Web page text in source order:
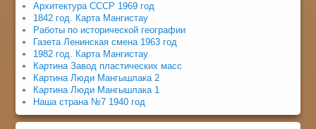
Архитектура СССР 1969 год
1842 год. Карта Мангистау
Работы по исторической географии
Газета Ленинская смена 1963 год
1982 год. Карта Мангистау
Картина Завод пластических масс
Картина Люди Мангышлака 2
Картина Люди Мангышлака 1
Наша страна №7 1940 год